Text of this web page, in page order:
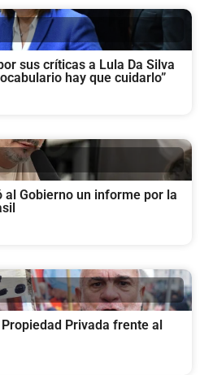
sus críticas a Lula Da Silva
hay que cuidarlo”
Gobierno un informe por la
Privada frente al